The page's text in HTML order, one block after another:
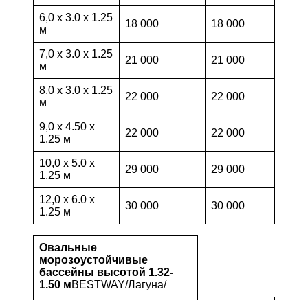
6,0 х 3.0 х 1.25
м
18 000 18 000
7,0 х 3.0 х 1.25
м
21 000 21 000
8,0 х 3.0 х 1.25
м
22 000 22 000
9,0 х 4.50 х
1.25 м
22 000 22 000
10,0 х 5.0 х
1.25 м
29 000 29 000
12,0 х 6.0 х
1.25 м
30 000 30 000
Овальные
морозоустойчивые
бассейны высотой 1.32-
1.50 мBESTWAY/Лагуна/